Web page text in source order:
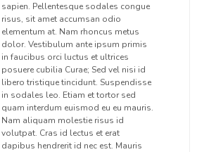
sapien. Pellentesque sodales congue
risus, sit amet accumsan odio
elementum at. Nam rhoncus metus
dolor. Vestibulum ante ipsum primis
in faucibus orci luctus et ultrices
posuere cubilia Curae; Sed vel nisi id
libero tristique tincidunt. Suspendisse
in sodales leo. Etiam et tortor sed
quam interdum euismod eu eu mauris.
Nam aliquam molestie risus id
volutpat. Cras id lectus et erat
dapibus hendrerit id nec est. Mauris